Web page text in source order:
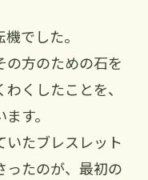
でした。
の方のための石を
くしたことを、
す。
いたブレスレット
ったのが、最初の